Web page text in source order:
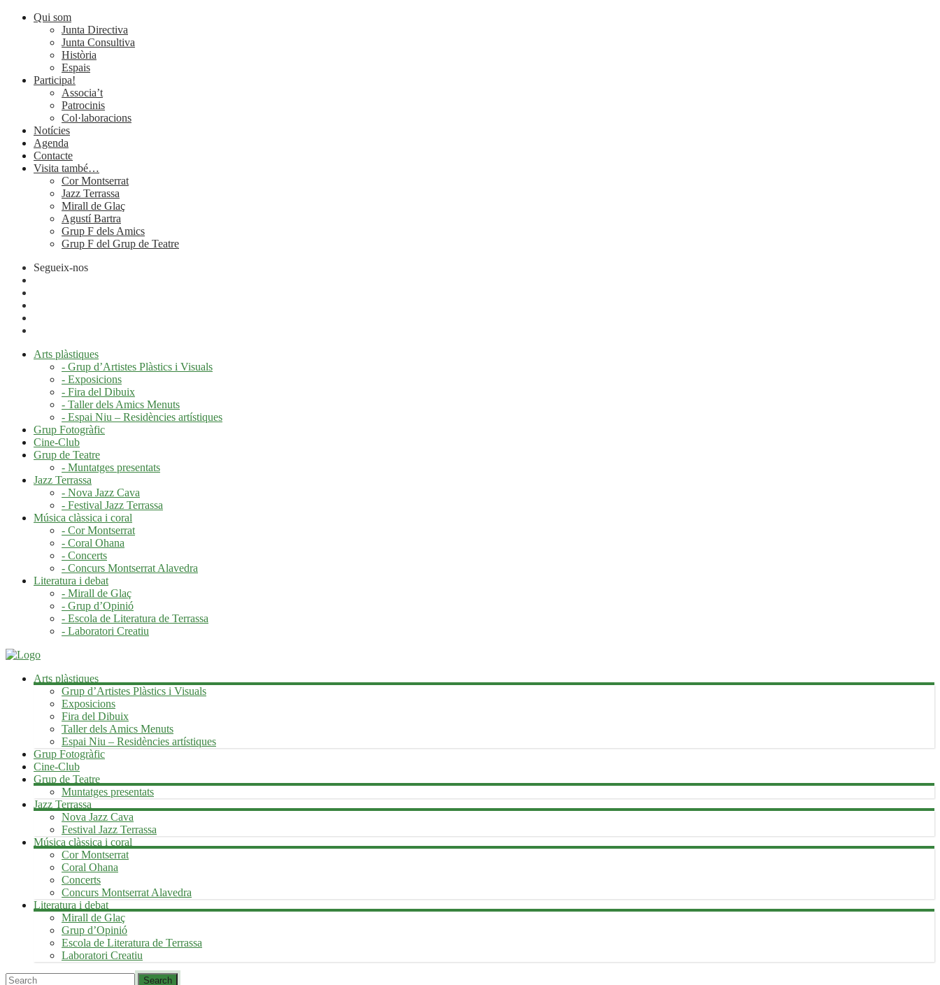
Qui som
Junta Directiva
Junta Consultiva
Història
Espais
Participa!
Associa’t
Patrocinis
Col·laboracions
Notícies
Agenda
Contacte
Visita també…
Cor Montserrat
Jazz Terrassa
Mirall de Glaç
Agustí Bartra
Grup F dels Amics
Grup F del Grup de Teatre
Segueix-nos
Arts plàstiques
- Grup d’Artistes Plàstics i Visuals
- Exposicions
- Fira del Dibuix
- Taller dels Amics Menuts
- Espai Niu – Residències artístiques
Grup Fotogràfic
Cine-Club
Grup de Teatre
- Muntatges presentats
Jazz Terrassa
- Nova Jazz Cava
- Festival Jazz Terrassa
Música clàssica i coral
- Cor Montserrat
- Coral Ohana
- Concerts
- Concurs Montserrat Alavedra
Literatura i debat
- Mirall de Glaç
- Grup d’Opinió
- Escola de Literatura de Terrassa
- Laboratori Creatiu
Arts plàstiques
Grup d’Artistes Plàstics i Visuals
Exposicions
Fira del Dibuix
Taller dels Amics Menuts
Espai Niu – Residències artístiques
Grup Fotogràfic
Cine-Club
Grup de Teatre
Muntatges presentats
Jazz Terrassa
Nova Jazz Cava
Festival Jazz Terrassa
Música clàssica i coral
Cor Montserrat
Coral Ohana
Concerts
Concurs Montserrat Alavedra
Literatura i debat
Mirall de Glaç
Grup d’Opinió
Escola de Literatura de Terrassa
Laboratori Creatiu